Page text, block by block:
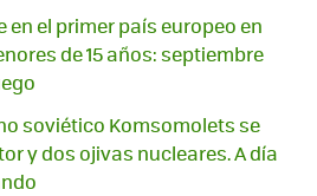
en el primer país europeo en
de 15 años: septiembre
soviético Komsomolets se
y dos ojivas nucleares. A día